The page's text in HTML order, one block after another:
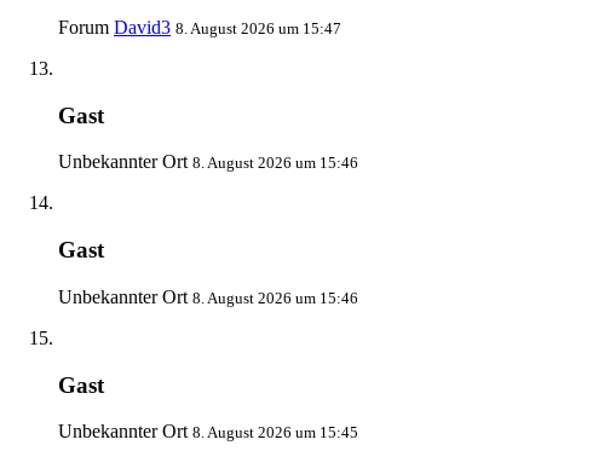
Forum David3 8. August 2026 um 15:47
Gast
Unbekannter Ort 8. August 2026 um 15:46
Gast
Unbekannter Ort 8. August 2026 um 15:46
Gast
Unbekannter Ort 8. August 2026 um 15:45